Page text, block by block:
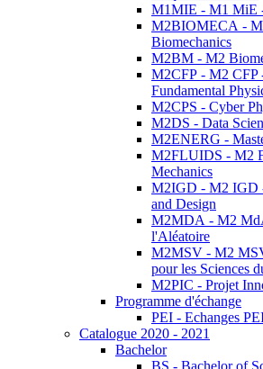
M1MIE - M1 MiE
M2BIOMECA -
Biomechanics
M2BM - M2
M2CFP - M2 CFP
Fundamental
M2CPS - Cyber
M2DS - Data
M2ENERG -
M2FLUIDS - M2
Mechanics
M2IGD - M2 IGD
and Design
M2MDA - M2
l'Aléatoire
M2MSV - M2
pour les Sciences
M2PIC - Projet
Programme d'échange
PEI - Echanges
Catalogue 2020 - 2021
Bachelor
BS - Bachelor of